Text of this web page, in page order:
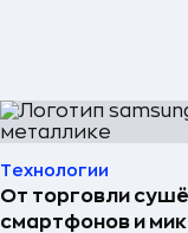
Технологии
От торговли
смартфонов и